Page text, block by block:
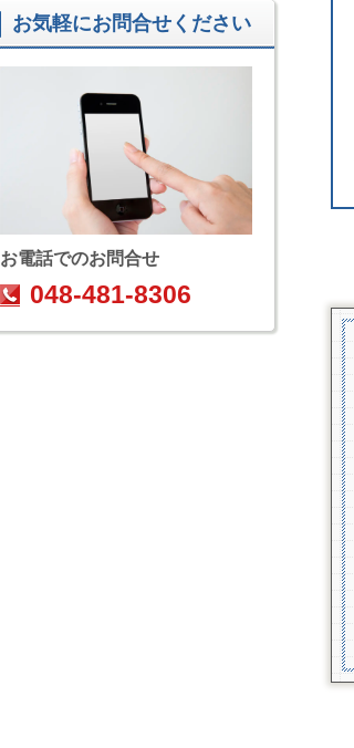
お気軽にお問合せください
お電話でのお問合せ
048-481-8306